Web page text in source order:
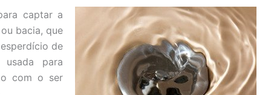
captar a
bacia, que
de
para
com o ser